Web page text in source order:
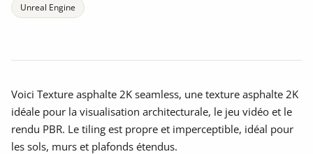
Unreal Engine
Voici Texture asphalte 2K seamless, une texture asphalte 2K
idéale pour la visualisation architecturale, le jeu vidéo et le
rendu PBR. Le tiling est propre et imperceptible, idéal pour
les sols, murs et plafonds étendus.